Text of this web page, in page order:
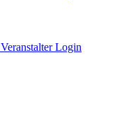
Veranstalter Login